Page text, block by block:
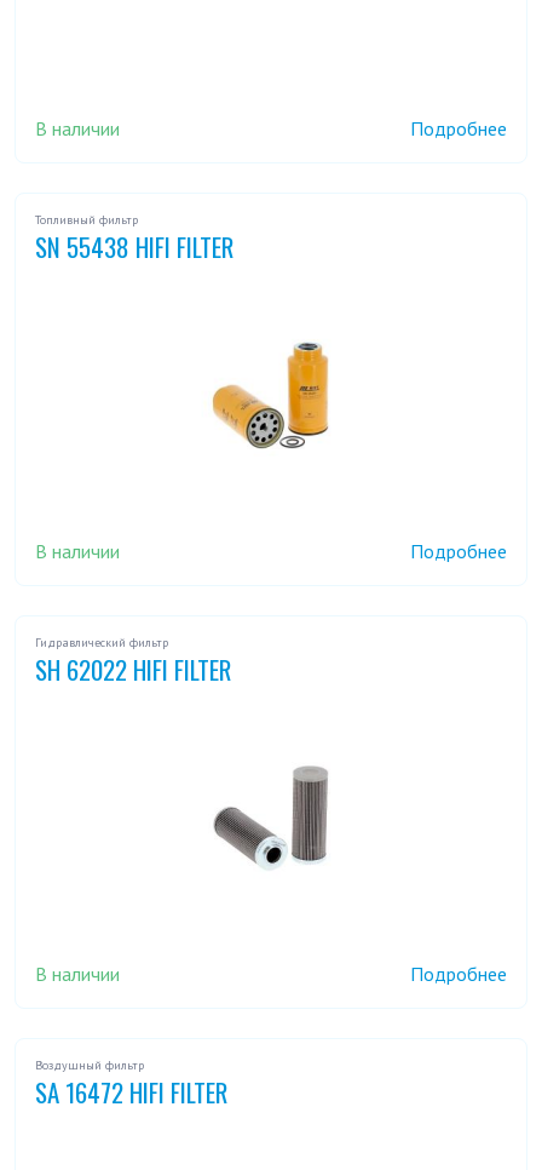
В наличии Подробнее
Топливный фильтр
SN 55438 HIFI FILTER
В наличии Подробнее
Гидравлический фильтр
SH 62022 HIFI FILTER
В наличии Подробнее
Воздушный фильтр
SA 16472 HIFI FILTER